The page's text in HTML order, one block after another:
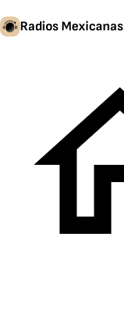
Radios Mexicanas